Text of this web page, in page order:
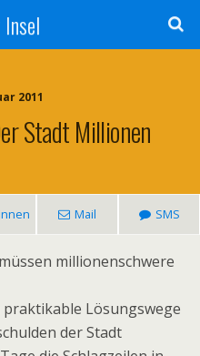
2011
Stadt Millionen
Mail SMS
millionenschwere
Lösungswege
der Stadt